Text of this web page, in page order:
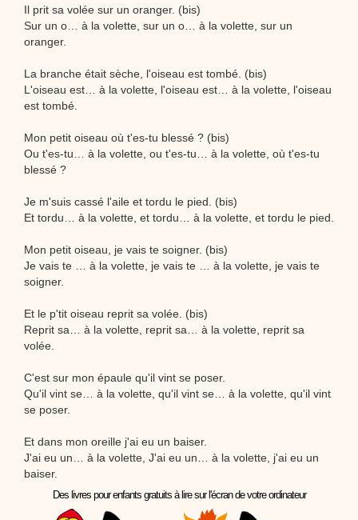
Il prit sa volée sur un oranger. (bis)
Sur un o… à la volette, sur un o… à la volette, sur un
oranger.
La branche était sèche, l'oiseau est tombé. (bis)
L'oiseau est… à la volette, l'oiseau est… à la volette, l'oiseau
est tombé.
Mon petit oiseau où t'es-tu blessé ? (bis)
Ou t'es-tu… à la volette, ou t'es-tu… à la volette, où t'es-tu
blessé ?
Je m'suis cassé l'aile et tordu le pied. (bis)
Et tordu… à la volette, et tordu… à la volette, et tordu le pied.
Mon petit oiseau, je vais te soigner. (bis)
Je vais te … à la volette, je vais te … à la volette, je vais te
soigner.
Et le p'tit oiseau reprit sa volée. (bis)
Reprit sa… à la volette, reprit sa… à la volette, reprit sa
volée.
C'est sur mon épaule qu'il vint se poser.
Qu'il vint se… à la volette, qu'il vint se… à la volette, qu'il vint
se poser.
Et dans mon oreille j'ai eu un baiser.
J'ai eu un… à la volette, J'ai eu un… à la volette, j'ai eu un
baiser.
Des livres pour enfants gratuits à lire sur l'écran de votre ordinateur